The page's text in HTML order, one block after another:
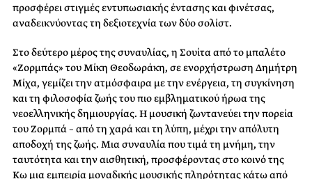
προσφέρει στιγμές εντυπωσιακής έντασης και φινέτσας,
αναδεικνύοντας τη δεξιοτεχνία των δύο σολίστ.
Στο δεύτερο μέρος της συναυλίας, η Σουίτα από το μπαλέτο
«Ζορμπάς» του Μίκη Θεοδωράκη, σε ενορχήστρωση Δημήτρη
Μίχα, γεμίζει την ατμόσφαιρα με την ενέργεια, τη συγκίνηση
και τη φιλοσοφία ζωής του πιο εμβληματικού ήρωα της
νεοελληνικής δημιουργίας. Η μουσική ζωντανεύει την πορεία
του Ζορμπά – από τη χαρά και τη λύπη, μέχρι την απόλυτη
αποδοχή της ζωής. Μια συναυλία που τιμά τη μνήμη, την
ταυτότητα και την αισθητική, προσφέροντας στο κοινό της
Κω μια εμπειρία μοναδικής μουσικής πληρότητας κάτω από